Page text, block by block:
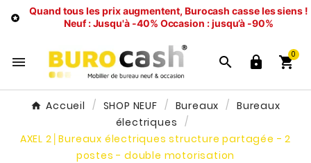

Quand tous les prix augmentent, Burocash casse les siens !
Neuf : Jusqu'à -40% Occasion : jusqu’à -90%
   
0
Accueil SHOP NEUF Bureaux
Bureaux
électriques
AXEL 2│Bureaux électriques structure partagée - 2
postes - double motorisation